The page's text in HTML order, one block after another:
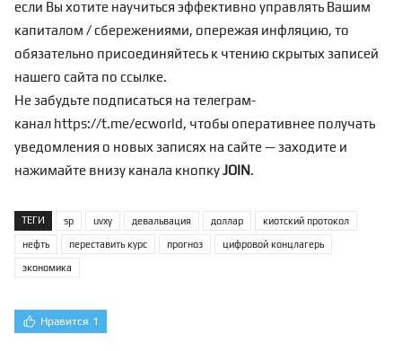
если Вы хотите научиться эффективно управлять Вашим
капиталом / сбережениями, опережая инфляцию, то
обязательно присоединяйтесь к чтению скрытых записей
нашего сайта по ссылке.
Не забудьте подписаться на телеграм-
канал https://t.me/ecworld, чтобы оперативнее получать
уведомления о новых записях на сайте — заходите и
нажимайте внизу канала кнопкуJOIN.
ТЕГИ sp uvxy девальвация доллар киотский протокол
нефть переставить курс прогноз цифровой концлагерь
экономика
Нравится 1